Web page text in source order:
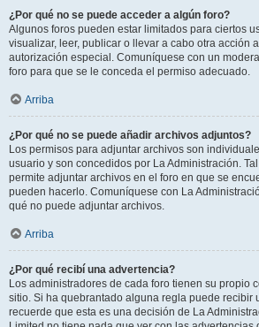
¿Por qué no se puede acceder a algún foro?
Algunos foros pueden estar limitados para ciertos
visualizar, leer, publicar o llevar a cabo otra acción
autorización especial. Comuníquese con un
foro para que se le conceda el permiso adecuado.
Arriba
¿Por qué no se puede añadir archivos adjuntos?
Los permisos para adjuntar archivos son
usuario y son concedidos por La Administración.
permite adjuntar archivos en el foro en que se
pueden hacerlo. Comuníquese con La
qué no puede adjuntar archivos.
Arriba
¿Por qué recibí una advertencia?
Los administradores de cada foro tienen su propio
sitio. Si ha quebrantado alguna regla puede recibir
recuerde que esta es una decisión de La